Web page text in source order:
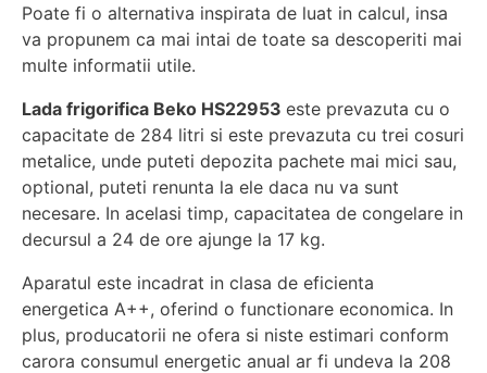
Poate fi o alternativa inspirata de luat in calcul, insa
va propunem ca mai intai de toate sa descoperiti mai
multe informatii utile.
Lada frigorifica Beko HS22953 este prevazuta cu o
capacitate de 284 litri si este prevazuta cu trei cosuri
metalice, unde puteti depozita pachete mai mici sau,
optional, puteti renunta la ele daca nu va sunt
necesare. In acelasi timp, capacitatea de congelare in
decursul a 24 de ore ajunge la 17 kg.
Aparatul este incadrat in clasa de eficienta
energetica A++, oferind o functionare economica. In
plus, producatorii ne ofera si niste estimari conform
carora consumul energetic anual ar fi undeva la 208